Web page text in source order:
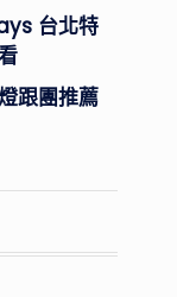
台北特
跟團推薦